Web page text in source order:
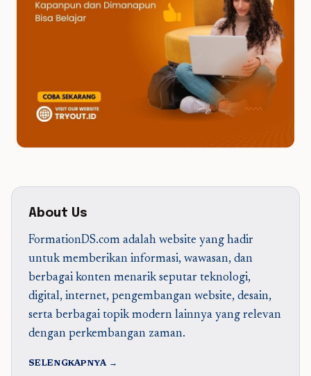
About Us
FormationDS.com adalah website yang hadir
untuk memberikan informasi, wawasan, dan
berbagai konten menarik seputar teknologi,
digital, internet, pengembangan website, desain,
serta berbagai topik modern lainnya yang relevan
dengan perkembangan zaman.
SELENGKAPNYA →